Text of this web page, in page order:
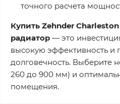
точного расчета
Купить Zehnder
радиатор — это
высокую эффективность и
долговечность. Выберите
260 до 900 мм) и
помещения.